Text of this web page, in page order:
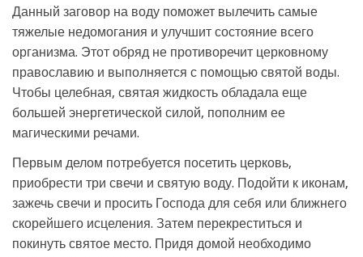
Данный заговор на воду поможет вылечить самые
тяжелые недомогания и улучшит состояние всего
организма. Этот обряд не противоречит церковному
православию и выполняется с помощью святой воды.
Чтобы целебная, святая жидкость обладала еще
большей энергетической силой, пополним ее
магическими речами.
Первым делом потребуется посетить церковь,
приобрести три свечи и святую воду. Подойти к иконам,
зажечь свечи и просить Господа для себя или ближнего
скорейшего исцеления. Затем перекреститься и
покинуть святое место. Придя домой необходимо